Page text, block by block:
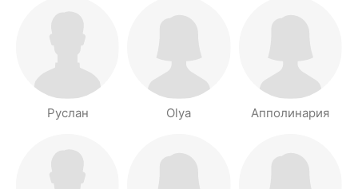
Руслан Olya Апполинария